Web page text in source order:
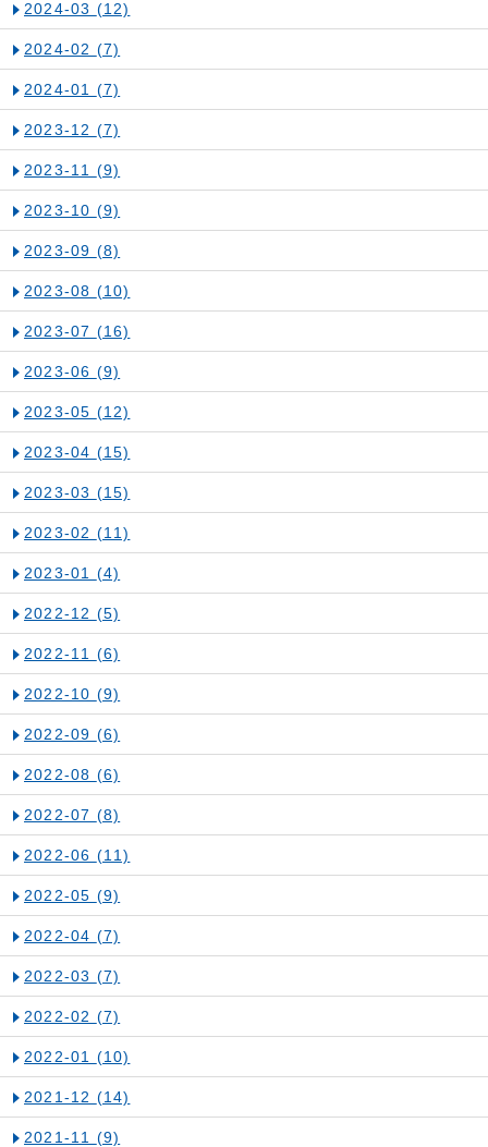
2024-03 (12)
2024-02 (7)
2024-01 (7)
2023-12 (7)
2023-11 (9)
2023-10 (9)
2023-09 (8)
2023-08 (10)
2023-07 (16)
2023-06 (9)
2023-05 (12)
2023-04 (15)
2023-03 (15)
2023-02 (11)
2023-01 (4)
2022-12 (5)
2022-11 (6)
2022-10 (9)
2022-09 (6)
2022-08 (6)
2022-07 (8)
2022-06 (11)
2022-05 (9)
2022-04 (7)
2022-03 (7)
2022-02 (7)
2022-01 (10)
2021-12 (14)
2021-11 (9)